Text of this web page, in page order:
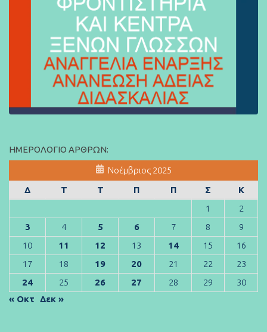
ΗΜΕΡΟΛΌΓΙΟ ΆΡΘΡΩΝ:
Νοέμβριος 2025
Δ
Τ Τ Π Π Σ
Κ
1
2
3
4 5 6 7 8
9
10
11 12 13 14 15
16
17
18 19 20 21 22
23
24
25 26 27 28 29
30
« Οκτ Δεκ »